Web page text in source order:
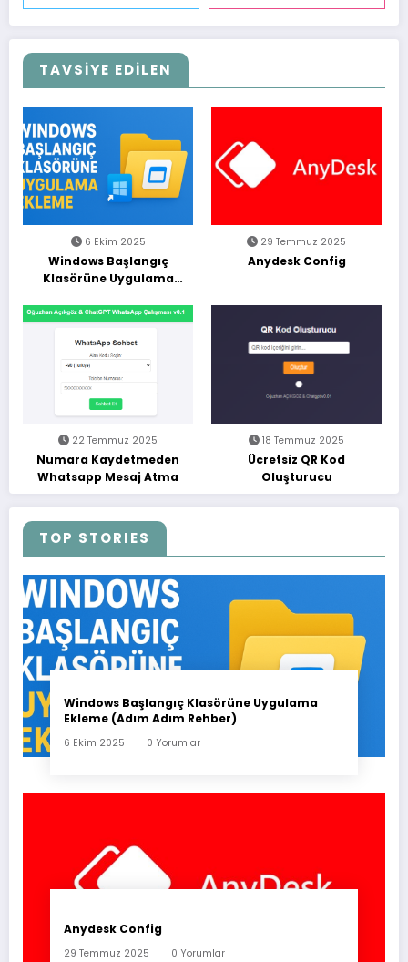
TAVSİYE EDİLEN
6 Ekim 2025
Windows Başlangıç
Klasörüne Uygulama
Rehber)
29 Temmuz 2025
Anydesk Config
22 Temmuz 2025
Numara Kaydetmeden
Whatsapp Mesaj Atma
18 Temmuz 2025
Ücretsiz QR Kod
Oluşturucu
TOP STORIES
Windows Başlangıç Klasörüne Uygulama
Ekleme (Adım Adım Rehber)
6 Ekim 2025 0 Yorumlar
Anydesk Config
29 Temmuz 2025 0 Yorumlar